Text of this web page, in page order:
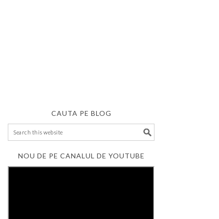
CAUTA PE BLOG
NOU DE PE CANALUL DE YOUTUBE